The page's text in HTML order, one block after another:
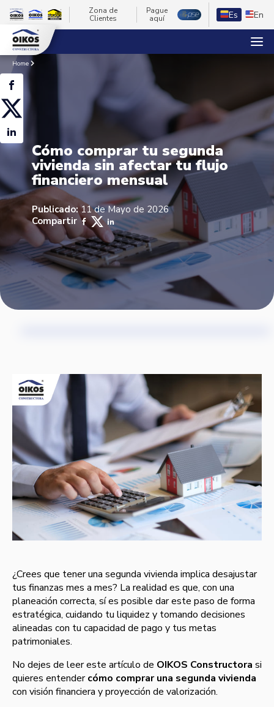
Zona de
Clientes
Pague
aquí
Es En
Home
Cómo comprar tu segunda
vivienda sin afectar tu flujo
financiero mensual
Publicado:11 de Mayo de 2026
Compartir
¿Crees que tener una segunda vivienda implica desajustar
tus finanzas mes a mes? La realidad es que, con una
planeación correcta, sí es posible dar este paso de forma
estratégica, cuidando tu liquidez y tomando decisiones
alineadas con tu capacidad de pago y tus metas
patrimoniales.
No dejes de leer este artículo de OIKOS Constructora si
quieres entendercómo comprar una segunda vivienda
con visión financiera y proyección de valorización.